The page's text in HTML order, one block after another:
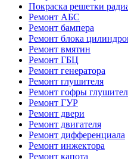
Покраска решетки
Ремонт АБС
Ремонт бампера
Ремонт блока
Ремонт вмятин
Ремонт ГБЦ
Ремонт генератора
Ремонт глушителя
Ремонт гофры
Ремонт ГУР
Ремонт двери
Ремонт двигателя
Ремонт дифференциала
Ремонт инжектора
Ремонт капота